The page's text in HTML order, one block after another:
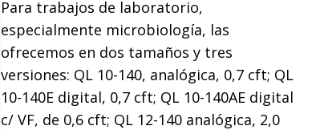
Para trabajos de laboratorio,
especialmente microbiología, las
ofrecemos en dos tamaños y tres
versiones: QL 10-140, analógica, 0,7 cft; QL
10-140E digital, 0,7 cft; QL 10-140AE digital
c/ VF, de 0,6 cft; QL 12-140 analógica, 2,0